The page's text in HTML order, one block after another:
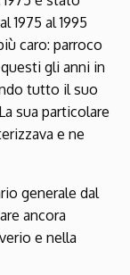
1975 al 1995
caro: parroco
gli anni in
tutto il suo
sua particolare
e ne
generale dal
ancora
e nella